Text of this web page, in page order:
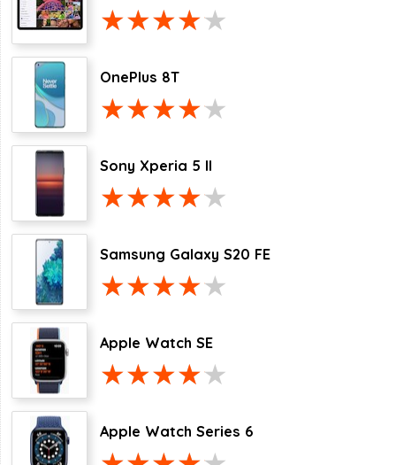
OnePlus 8T
Sony Xperia 5 II
Samsung Galaxy S20 FE
Apple Watch SE
Apple Watch Series 6